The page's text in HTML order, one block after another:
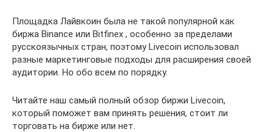
Площадка Лайвкоин была не такой популярной как
биржа Binance или Bitfinex , особенно за пределами
русскоязычных стран, поэтому Livecoin использовал
разные маркетинговые подходы для расширения своей
аудитории. Но обо всем по порядку.
Читайте наш самый полный обзор биржи Livecoin,
который поможет вам принять решения, стоит ли
торговать на бирже или нет.